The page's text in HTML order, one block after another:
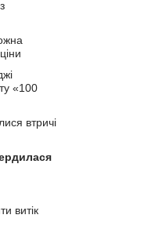
«100
втричі
витік